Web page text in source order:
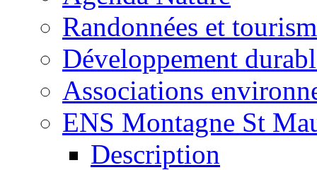
Randonnées et
Développement
Associations
ENS Montagne St
Description